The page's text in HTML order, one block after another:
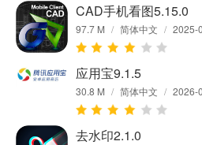
CAD手机看图5.15.0
97.7 M / 简体中文 / 2025-
应用宝9.1.5
30.8 M / 简体中文 / 2026-
去水印2.1.0